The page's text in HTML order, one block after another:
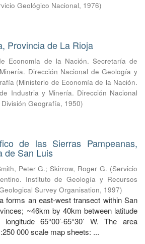
Geológico Nacional, 1976)
Provincia de La Rioja
Economía de la Nación. Secretaría de
Dirección Nacional de Geología y
(Ministerio de Economía de la Nación.
Industria y Minería. Dirección Nacional
Geografía, 1950)
de las Sierras Pampeanas,
de San Luis
Peter G.;Skirrow, Roger G. (Servicio
Instituto de Geología y Recursos
Survey Organisation, 1997)
forms an east-west transect within San
~46km by 40km between latitude
longitude 65°00’-65°30’ W. The area
000 scale map sheets: ...